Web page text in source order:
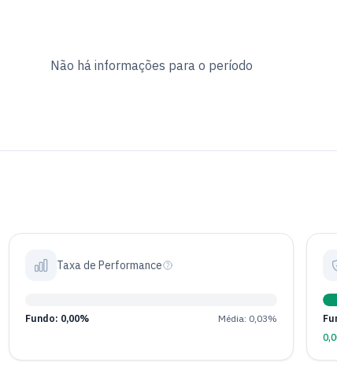
Não há informações para o período
Taxa de Performance
Fundo: 0,00% Média: 0,03%